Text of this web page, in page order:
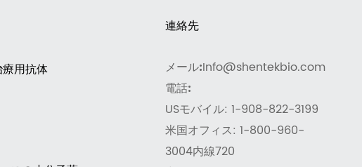
用抗体
連絡先
メール:Info@shentekbio.com
電話:
USモバイル: 1-908-822-3199
米国オフィス: 1-800-960-
3004内線720